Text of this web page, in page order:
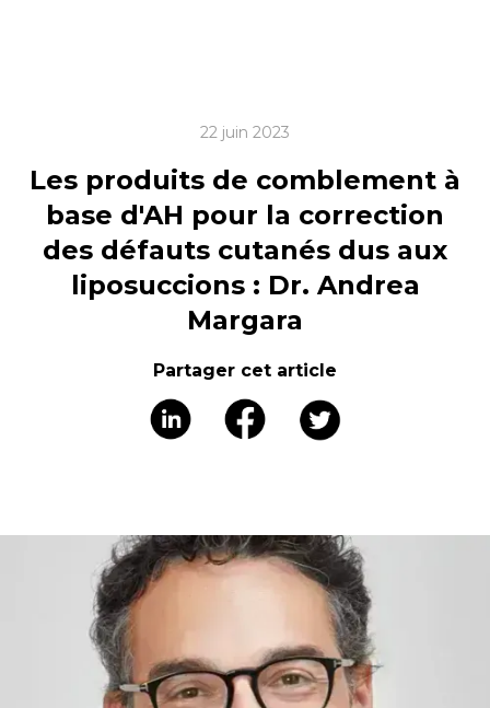
22 juin 2023
Les produits de comblement à
base d'AH pour la correction
des défauts cutanés dus aux
liposuccions : Dr. Andrea
Margara
Partager cet article